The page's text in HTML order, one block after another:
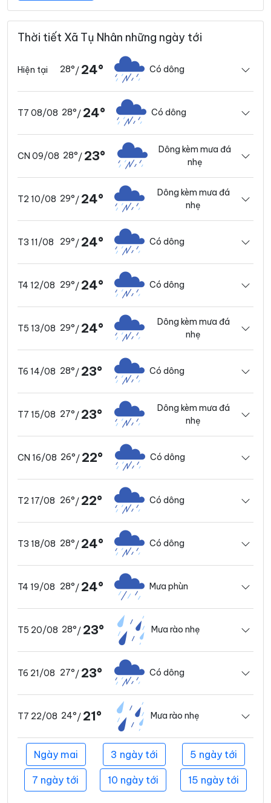
Thời tiết Xã Tụ Nhân những ngày tới
Hiện tại 28°/ 24° Có dông
T7 08/08 28°/ 24° Có dông
CN 09/08 28°/ 23°
Dông kèm mưa đá
nhẹ
T2 10/08 29°/ 24°
Dông kèm mưa đá
nhẹ
T3 11/08 29°/ 24° Có dông
T4 12/08 29°/ 24° Có dông
T5 13/08 29°/ 24°
Dông kèm mưa đá
nhẹ
T6 14/08 28°/ 23° Có dông
T7 15/08 27°/ 23°
Dông kèm mưa đá
nhẹ
CN 16/08 26°/ 22° Có dông
T2 17/08 26°/ 22° Có dông
T3 18/08 28°/ 24° Có dông
T4 19/08 28°/ 24° Mưa phùn
T5 20/08 28°/ 23° Mưa rào nhẹ
T6 21/08 27°/ 23° Có dông
T7 22/08 24°/ 21° Mưa rào nhẹ
Ngày mai 3 ngày tới 5 ngày tới
7 ngày tới 10 ngày tới 15 ngày tới